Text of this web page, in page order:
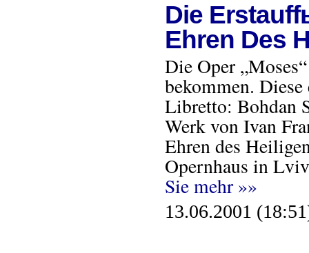
Die
Ehren Des
Die Oper
bekommen.
Libretto: Bohdan
Werk von Ivan
Ehren des
Opernhaus in
Sie mehr »»
13.06.2001